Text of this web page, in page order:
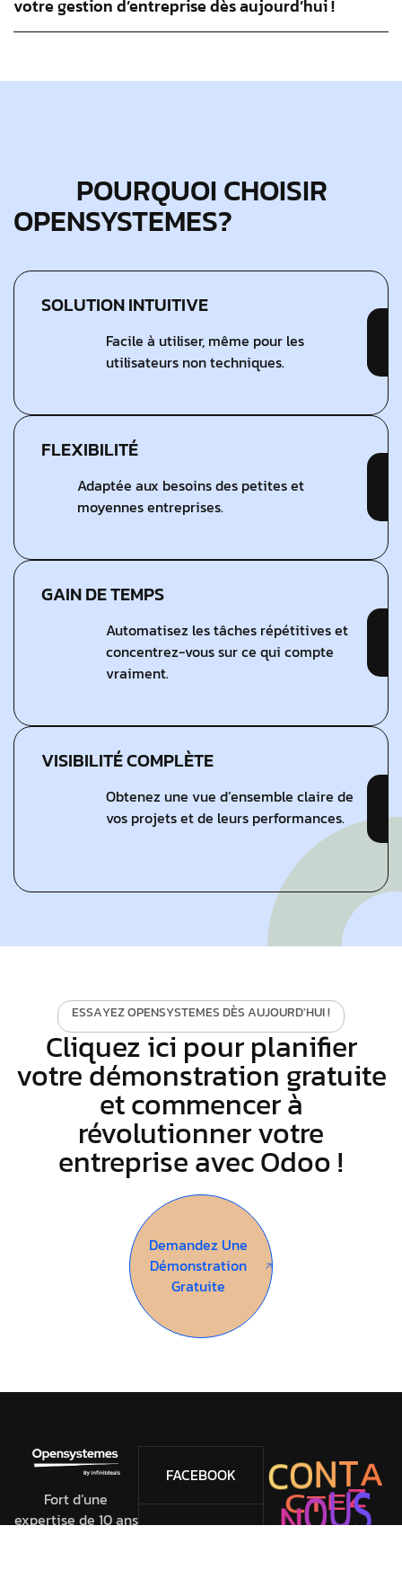
votre gestion d’entreprise dès aujourd’hui !
POURQUOI CHOISIR
OPENSYSTEMES?
SOLUTION INTUITIVE
Facile à utiliser, même pour les
utilisateurs non techniques.
FLEXIBILITÉ
Adaptée aux besoins des petites et
moyennes entreprises.
GAIN DE TEMPS
Automatisez les tâches répétitives et
concentrez-vous sur ce qui compte
vraiment.
VISIBILITÉ COMPLÈTE
Obtenez une vue d’ensemble claire de
vos projets et de leurs performances.
ESSAYEZOPENSYSTEMES DÈSAUJOURD'HUI!
Cliquez ici pour planifier
votre démonstration gratuite
et commencer à
révolutionner votre
entreprise avec Odoo !
Demandez Une
Démonstration
Gratuite
Fort d’une
expertise de 10 ans
FACEBOOK
TWITTER
CONTA
CTEZ
NOUS